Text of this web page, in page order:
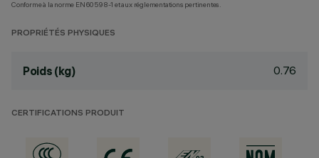
Conforme à la norme EN60598-1 et aux réglementations pertinentes.
PROPRIÉTÉS PHYSIQUES
Poids (kg) 0.76
CERTIFICATIONS PRODUIT